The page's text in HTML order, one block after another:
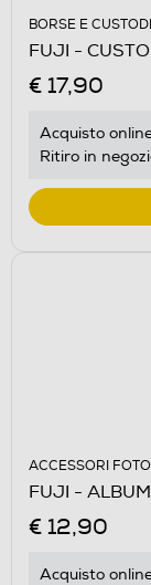
BORSE E
FUJI -
€ 17,90
Acquisto
Ritiro in
ACCESSORI
FUJI -
€ 12,90
Acquisto